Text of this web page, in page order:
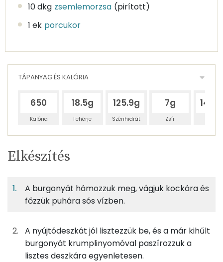
10 dkg zsemlemorzsa (pirított)
1 ek porcukor
TÁPANYAG ÉS KALÓRIA
650
Kalória
18.5g
Fehérje
125.9g
Szénhidrát
7g
Zsír
Egy
adagban
6%
Fehérje
42%
Szénhidrát
2%
200gburgonya
116 kcal
100gfinomliszt
TÁPANYAGTARTALOM
Egy
adagban
5
adagban
100
6%
Fehérje
42%
Szénhidrát
2%
Zsír
49%
Víz
TOP ásványi anyagok
Elkészítés
A burgonyát hámozzuk meg, vágjuk kockára és
főzzük puhára sós vízben.
A nyújtódeszkát jól lisztezzük be, és a már kihűlt
burgonyát krumplinyomóval paszírozzuk a
lisztes deszkára egyenletesen.